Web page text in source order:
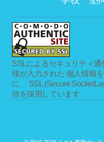
SSLによるセキュリティ通
様が入力された 個人情報
に、 SSL (Secure
信を採用しています